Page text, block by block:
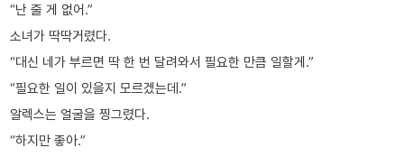
“난 줄 게 없어.”
소녀가 딱딱거렸다.
“대신 네가 부르면 딱 한 번 달려와서 필요한 만큼 일할게.”
“필요한 일이 있을지 모르겠는데.”
알렉스는 얼굴을 찡그렸다.
“하지만 좋아.”